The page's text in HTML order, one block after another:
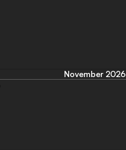
November 2026